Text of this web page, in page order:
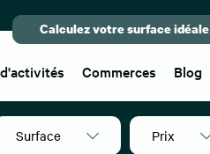
Calculez votre surface idéale
Commerces Blog
Surface Prix